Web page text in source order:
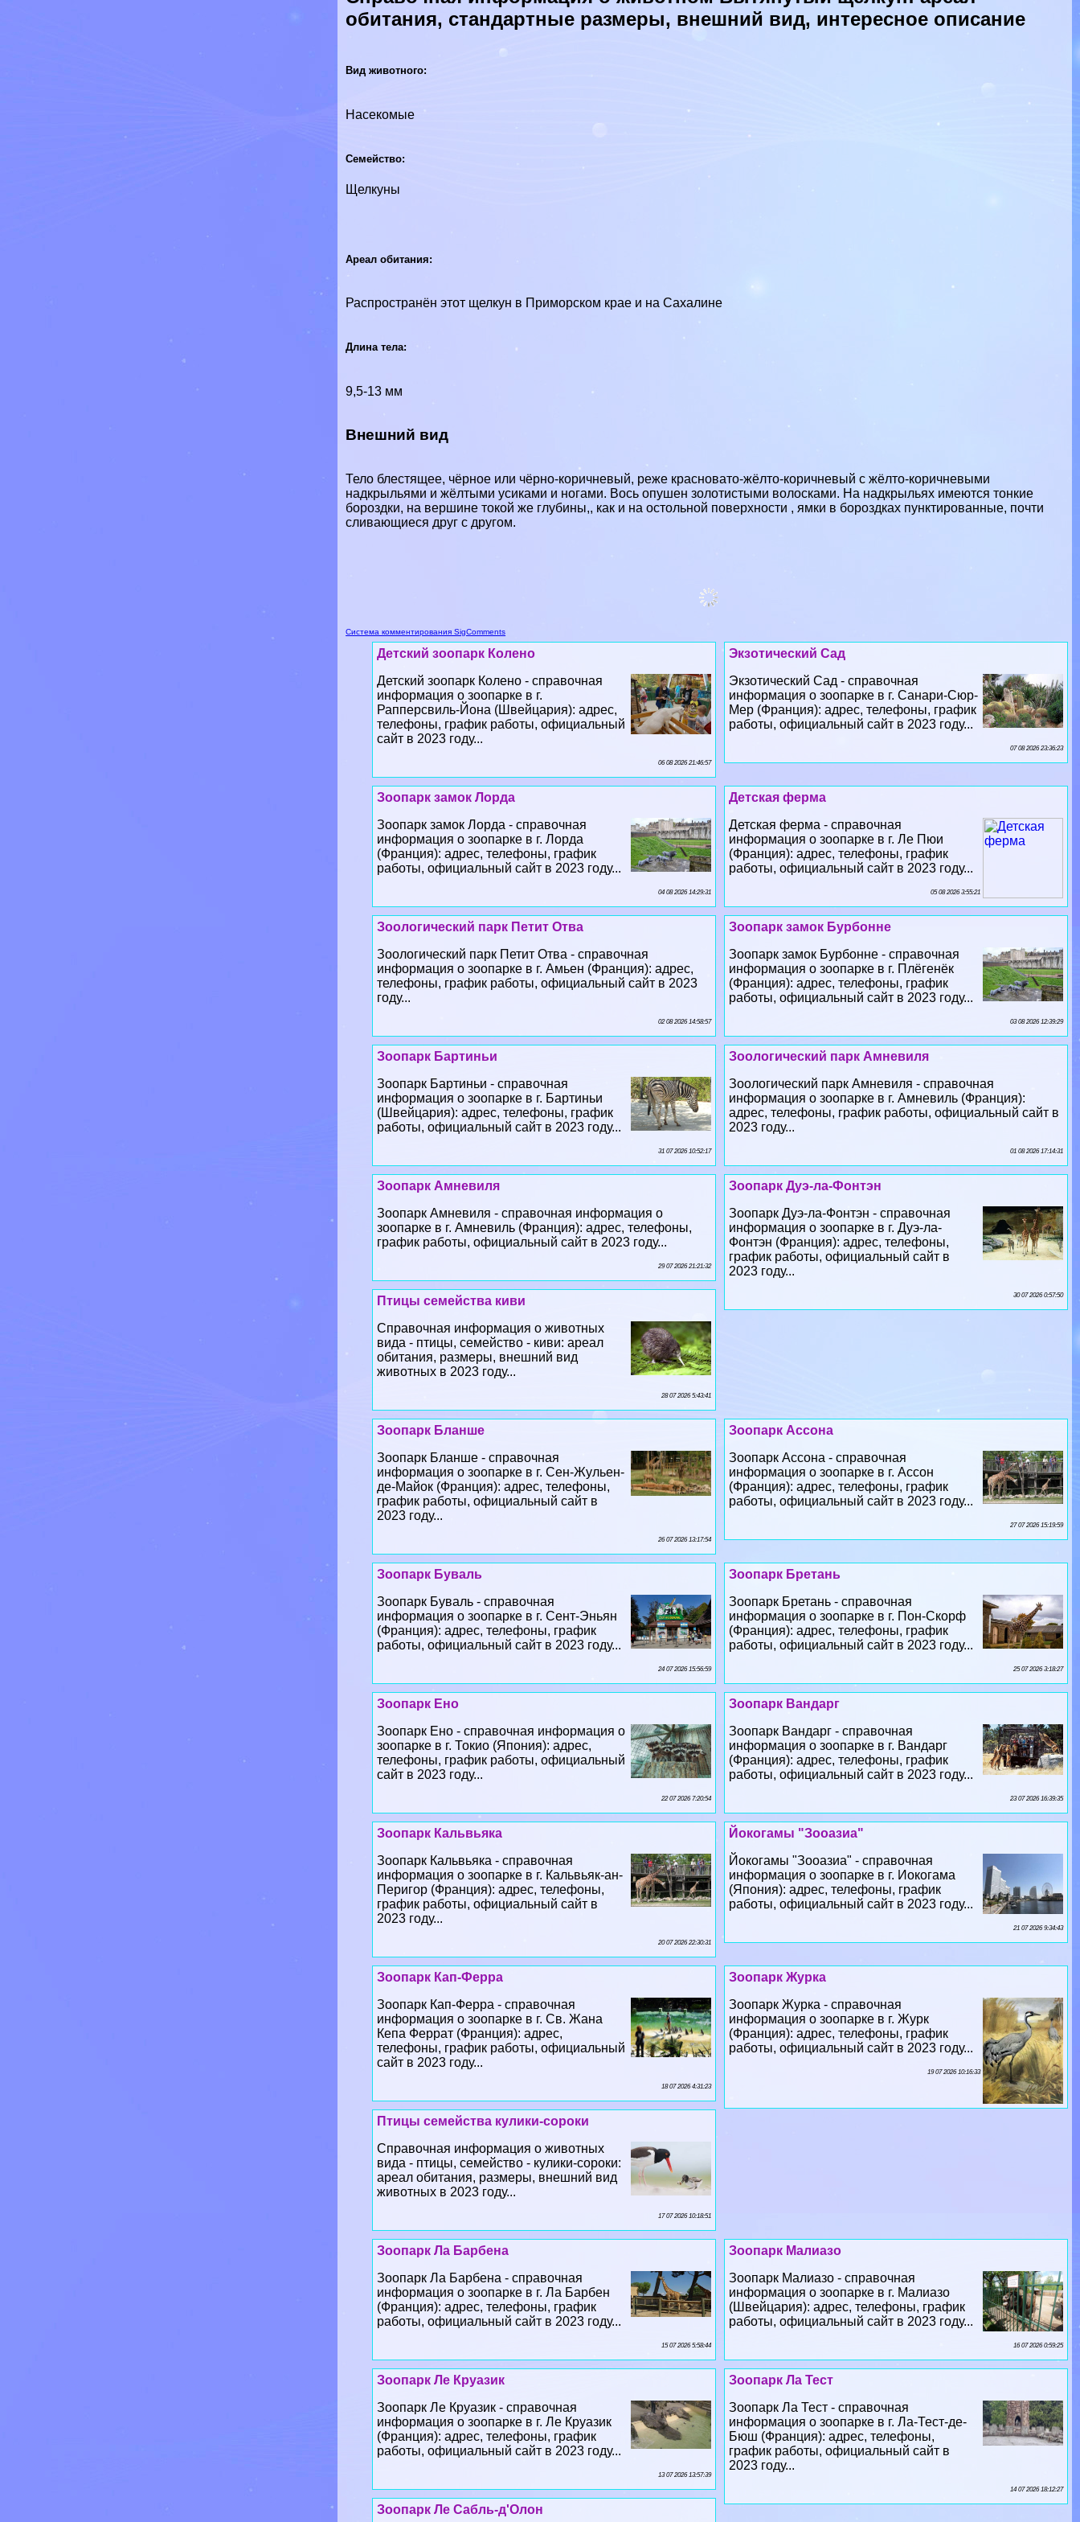
обитания, стандартные размеры, внешний вид, интересное описание
Вид животного:
Насекомые
Семейство:
Щелкуны
Ареал обитания:
Распространён этот щелкун в Приморском крае и на Сахалине
Длина тела:
9,5-13 мм
Внешний вид
Тело блестящее, чёрное или чёрно-коричневый, реже красновато-жёлто-коричневый с жёлто-коричневыми
надкрыльями и жёлтыми усиками и ногами. Вось опушен золотистыми волосками. На надкрыльях имеются тонкие
бороздки, на вершине токой же глубины,, как и на остольной поверхности , ямки в бороздках пунктированные, почти
сливающиеся друг с другом.
информация о зоопарке в г. Санари-Сюр-
Мер (Франция): адрес, телефоны, график
работы, официальный сайт в 2023 году...
07 08 2026 23:36:23
Детский зоопарк Колено - справочная
информация о зоопарке в г.
Рапперсвиль-Йона (Швейцария): адрес,
телефоны, график работы, официальный
сайт в 2023 году...
06 08 2026 21:46:57
информация о зоопарке в г. Ле Пюи
(Франция): адрес, телефоны, график
работы, официальный сайт в 2023 году...
05 08 2026 3:55:21
Зоопарк замок Лорда
информация о зоопарке в г. Лорда
(Франция): адрес, телефоны, график
работы, официальный сайт в 2023 году...
04 08 2026 14:29:31
Зоопарк замок Бурбонне
информация о зоопарке в г. Плёгенёк
(Франция): адрес, телефоны, график
работы, официальный сайт в 2023 году...
03 08 2026 12:39:29
Зоологический парк Петит Отва
информация о зоопарке в г. Амьен (Франция): адрес,
телефоны, график работы, официальный сайт в 2023
году...
02 08 2026 14:58:57
Зоологический парк Амневиля
информация о зоопарке в г. Амневиль (Франция):
адрес, телефоны, график работы, официальный сайт в
2023 году...
01 08 2026 17:14:31
Зоопарк Бартиньи
информация о зоопарке в г. Бартиньи
(Швейцария): адрес, телефоны, график
работы, официальный сайт в 2023 году...
31 07 2026 10:52:17
Зоопарк Дуэ-ла-Фонтэн
информация о зоопарке в г. Дуэ-ла-
Фонтэн (Франция): адрес, телефоны,
график работы, официальный сайт в
2023 году...
30 07 2026 0:57:50
Зоопарк Амневиля
зоопарке в г. Амневиль (Франция): адрес, телефоны,
график работы, официальный сайт в 2023 году...
29 07 2026 21:21:32
Птицы семейства киви
вида - птицы, семейство - киви: ареал
обитания, размеры, внешний вид
животных в 2023 году...
28 07 2026 5:43:41
информация о зоопарке в г. Ассон
(Франция): адрес, телефоны, график
работы, официальный сайт в 2023 году...
27 07 2026 15:19:59
Зоопарк Бланше
информация о зоопарке в г. Сен-Жульен-
де-Майок (Франция): адрес, телефоны,
график работы, официальный сайт в
2023 году...
26 07 2026 13:17:54
информация о зоопарке в г. Пон-Скорф
(Франция): адрес, телефоны, график
работы, официальный сайт в 2023 году...
25 07 2026 3:18:27
Зоопарк Буваль
информация о зоопарке в г. Сент-Эньян
(Франция): адрес, телефоны, график
работы, официальный сайт в 2023 году...
24 07 2026 15:56:59
Зоопарк Вандарг
информация о зоопарке в г. Вандарг
(Франция): адрес, телефоны, график
работы, официальный сайт в 2023 году...
23 07 2026 16:39:35
Зоопарк Ено
зоопарке в г. Токио (Япония): адрес,
телефоны, график работы, официальный
сайт в 2023 году...
22 07 2026 7:20:54
Йокогамы "Зооазиа"
информация о зоопарке в г. Иокогама
(Япония): адрес, телефоны, график
работы, официальный сайт в 2023 году...
Зоопарк Кальвьяка
информация о зоопарке в г. Кальвьяк-ан-
Перигор (Франция): адрес, телефоны,
график работы, официальный сайт в
2023 году...
20 07 2026 22:30:31
информация о зоопарке в г. Журк
(Франция): адрес, телефоны, график
работы, официальный сайт в 2023 году...
19 07 2026 10:16:33
Зоопарк Кап-Ферра
информация о зоопарке в г. Св. Жана
Кепа Феррат (Франция): адрес,
телефоны, график работы, официальный
сайт в 2023 году...
18 07 2026 4:31:23
Птицы семейства кулики-сороки
вида - птицы, семейство - кулики-сороки:
ареал обитания, размеры, внешний вид
животных в 2023 году...
17 07 2026 10:18:51
информация о зоопарке в г. Малиазо
(Швейцария): адрес, телефоны, график
работы, официальный сайт в 2023 году...
16 07 2026 0:59:25
Зоопарк Ла Барбена
информация о зоопарке в г. Ла Барбен
(Франция): адрес, телефоны, график
работы, официальный сайт в 2023 году...
15 07 2026 5:58:44
Зоопарк Ла Тест
информация о зоопарке в г. Ла-Тест-де-
Бюш (Франция): адрес, телефоны,
график работы, официальный сайт в
2023 году...
14 07 2026 18:12:27
Зоопарк Ле Круазик
информация о зоопарке в г. Ле Круазик
(Франция): адрес, телефоны, график
работы, официальный сайт в 2023 году...
13 07 2026 13:57:39
Зоопарк Ле Сабль-д'Олон
информация о зоопарке в г. Ле Сабль-
д'Олон (Франция): адрес, телефоны,